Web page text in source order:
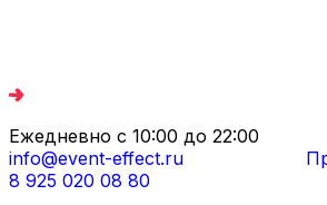
Ежедневно с 10:00 до 22:00
info@event-effect.ru
8 925 020 08 80